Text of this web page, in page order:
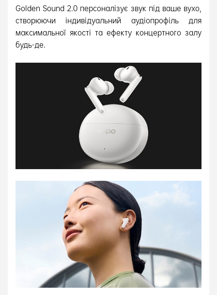
Golden Sound 2.0 персоналізує звук під ваше вухо,
створюючи індивідуальний аудіопрофіль для
максимальної якості та ефекту концертного залу
будь-де.